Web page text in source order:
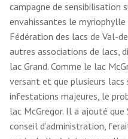
campagne de sensibilisation
envahissantes le
Fédération des lacs de Val-
autres associations de lacs,
lac Grand. Comme le lac
versant et que plusieurs lacs
infestations majeures, le
lac McGregor. Il a ajouté
conseil d’administration,